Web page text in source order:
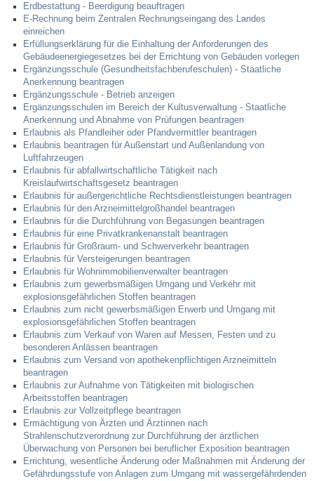
Erdbestattung - Beerdigung beauftragen
E-Rechnung beim Zentralen Rechnungseingang des Landes
einreichen
Erfüllungserklärung für die Einhaltung der Anforderungen des
Gebäudeenergiegesetzes bei der Errichtung von Gebäuden vorlegen
Ergänzungsschule (Gesundheitsfachberufeschulen) - Staatliche
Anerkennung beantragen
Ergänzungsschule - Betrieb anzeigen
Ergänzungsschulen im Bereich der Kultusverwaltung - Staatliche
Anerkennung und Abnahme von Prüfungen beantragen
Erlaubnis als Pfandleiher oder Pfandvermittler beantragen
Erlaubnis beantragen für Außenstart und Außenlandung von
Luftfahrzeugen
Erlaubnis für abfallwirtschaftliche Tätigkeit nach
Kreislaufwirtschaftsgesetz beantragen
Erlaubnis für außergerichtliche Rechtsdienstleistungen beantragen
Erlaubnis für den Arzneimittelgroßhandel beantragen
Erlaubnis für die Durchführung von Begasungen beantragen
Erlaubnis für eine Privatkrankenanstalt beantragen
Erlaubnis für Großraum- und Schwerverkehr beantragen
Erlaubnis für Versteigerungen beantragen
Erlaubnis für Wohnimmobilienverwalter beantragen
Erlaubnis zum gewerbsmäßigen Umgang und Verkehr mit
explosionsgefährlichen Stoffen beantragen
Erlaubnis zum nicht gewerbsmäßigen Erwerb und Umgang mit
explosionsgefährlichen Stoffen beantragen
Erlaubnis zum Verkauf von Waren auf Messen, Festen und zu
besonderen Anlässen beantragen
Erlaubnis zum Versand von apothekenpflichtigen Arzneimitteln
beantragen
Erlaubnis zur Aufnahme von Tätigkeiten mit biologischen
Arbeitsstoffen beantragen
Erlaubnis zur Vollzeitpflege beantragen
Ermächtigung von Ärzten und Ärztinnen nach
Strahlenschutzverordnung zur Durchführung der ärztlichen
Überwachung von Personen bei beruflicher Exposition beantragen
Errichtung, wesentliche Änderung oder Maßnahmen mit Änderung der
Gefährdungsstufe von Anlagen zum Umgang mit wassergefährdenden